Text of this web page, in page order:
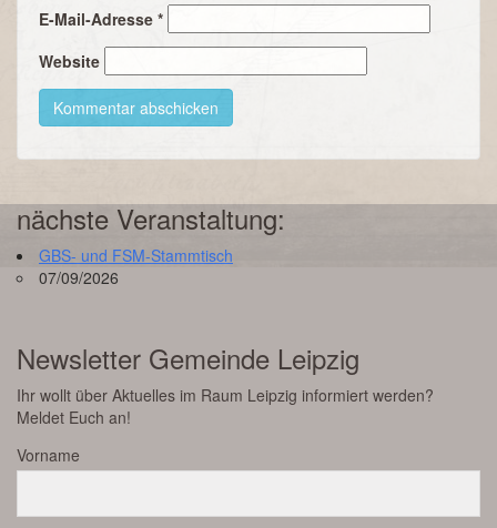
E-Mail-Adresse *
Website
nächste Veranstaltung:
GBS- und FSM-Stammtisch
07/09/2026
Newsletter Gemeinde Leipzig
Ihr wollt über Aktuelles im Raum Leipzig informiert werden?
Meldet Euch an!
Vorname